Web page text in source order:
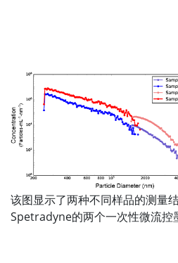
该图显示了两种不同样品的测量
Spetradyne的两个一次性微流控